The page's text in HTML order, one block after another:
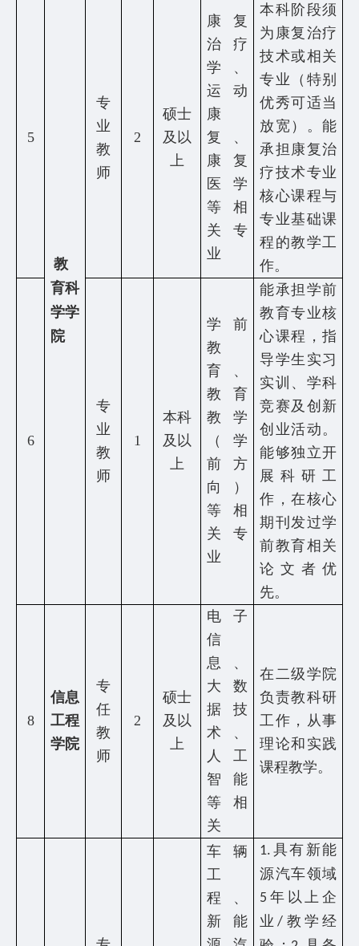
5
教
育科
学学
院
专
业
教
师
2
硕士
及以
上
康复
治疗
学、
运动
康
复、
康复
医学
等相
关专
业
本科阶段须
为康复治疗
技术或相关
专业（特别
优秀可适当
放宽）。能
承担康复治
疗技术专业
核心课程与
专业基础课
程的教学工
作。
6
专
业
教
师
1
本科
及以
上
学前
教
育、
教育
教学
（学
前方
向）
等相
关专
业
能承担学前
教育专业核
心课程，指
导学生实习
实训、学科
竞赛及创新
创业活动。
能够独立开
展科研工
作，在核心
期刊发过学
前教育相关
论文者优
先。
8
信息
工程
学院
专
任
教
师
2
硕士
及以
上
电子
信
息、
大数
据技
术、
人工
智能
等相
关
在二级学院
负责教科研
工作，从事
理论和实践
课程教学。
车辆
工
程、
新能
1. 具有新能
源汽车领域
5 年以上企
业/ 教学经